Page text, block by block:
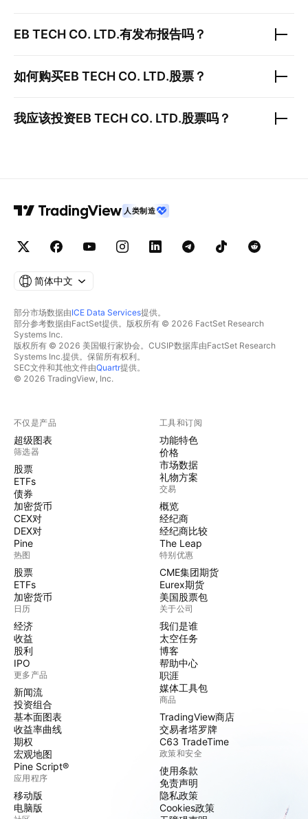
EB TECH CO. LTD.有发布报告吗？
如何购买EB TECH CO. LTD.股票？
我应该投资EB TECH CO. LTD.股票吗？
人类制造
简体中文
部分市场数据由ICE Data Services提供。
部分参考数据由FactSet提供。版权所有 © 2026 FactSet Research
Systems Inc.
版权所有 © 2026 美国银行家协会。CUSIP数据库由FactSet Research
Systems Inc.提供。保留所有权利。
SEC文件和其他文件由Quartr提供。
© 2026 TradingView, Inc.
不仅是产品
超级图表
筛选器
股票
ETFs
债券
加密货币
CEX对
DEX对
Pine
热图
股票
ETFs
加密货币
日历
经济
收益
股利
IPO
更多产品
新闻流
投资组合
基本面图表
收益率曲线
期权
宏观地图
Pine Script®
应用程序
移动版
电脑版
工具和订阅
功能特色
价格
市场数据
礼物方案
交易
概览
经纪商
经纪商比较
The Leap
特别优惠
CME集团期货
Eurex期货
美国股票包
关于公司
我们是谁
太空任务
博客
帮助中心
职涯
媒体工具包
商品
TradingView商店
交易者塔罗牌
C63 TradeTime
政策和安全
使用条款
免责声明
隐私政策
Cookies政策